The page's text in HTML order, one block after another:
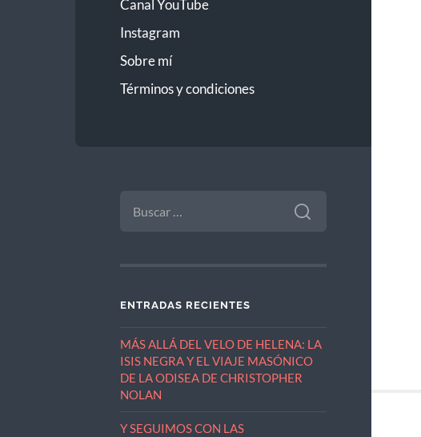
Canal YouTube
Instagram
Sobre mí
Términos y condiciones
ENTRADAS RECIENTES
MÁS ALLÁ DEL VELO DE HELENA: LA
ISIS NEGRA Y EL VIAJE MASÓNICO
DE LA ODISEA DE CHRISTOPHER
NOLAN
Y SEGUIMOS CON LAS